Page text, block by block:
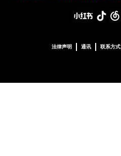
法律声明 通讯 联系方式